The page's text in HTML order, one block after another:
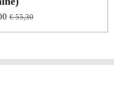
€ 55,30